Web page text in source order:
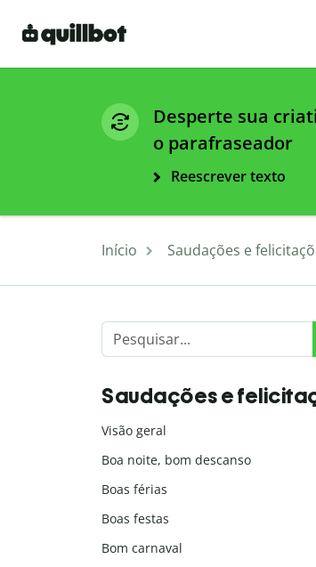
Desperte sua
o parafraseador
Reescrever texto
Início Saudações e
Saudações e
Visão geral
Boa noite, bom descanso
Boas férias
Boas festas
Bom carnaval